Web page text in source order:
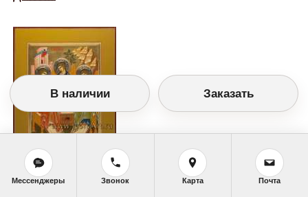
Православный календарь
В наличии Заказать
Мессенджеры Звонок Карта Почта